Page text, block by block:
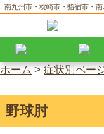
南九州市・枕崎市・指宿市・
ホーム>症状別ペー
野球肘